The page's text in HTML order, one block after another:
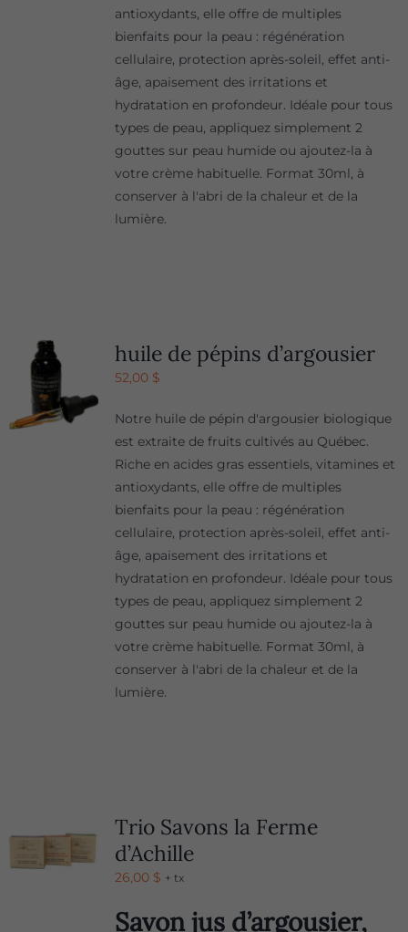
antioxydants, elle offre de multiples
bienfaits pour la peau : régénération
cellulaire, protection après-soleil, effet anti-
âge, apaisement des irritations et
hydratation en profondeur. Idéale pour tous
types de peau, appliquez simplement 2
gouttes sur peau humide ou ajoutez-la à
votre crème habituelle. Format 30ml, à
conserver à l'abri de la chaleur et de la
lumière.
huile de pépins d’argousier
52,00 $
Notre huile de pépin d'argousier biologique
est extraite de fruits cultivés au Québec.
Riche en acides gras essentiels, vitamines et
antioxydants, elle offre de multiples
bienfaits pour la peau : régénération
cellulaire, protection après-soleil, effet anti-
âge, apaisement des irritations et
hydratation en profondeur. Idéale pour tous
types de peau, appliquez simplement 2
gouttes sur peau humide ou ajoutez-la à
votre crème habituelle. Format 30ml, à
conserver à l'abri de la chaleur et de la
lumière.
Trio Savons la Ferme
d’Achille
26,00 $ + tx
Savon jus d’argousier,